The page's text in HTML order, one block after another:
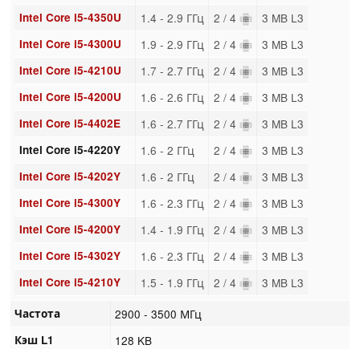
Intel Core i5-4350U 1.4 - 2.9 ГГц 2 / 4 3 MB L3
Intel Core i5-4300U 1.9 - 2.9 ГГц 2 / 4 3 MB L3
Intel Core i5-4210U 1.7 - 2.7 ГГц 2 / 4 3 MB L3
Intel Core i5-4200U 1.6 - 2.6 ГГц 2 / 4 3 MB L3
Intel Core i5-4402E 1.6 - 2.7 ГГц 2 / 4 3 MB L3
Intel Core i5-4220Y 1.6 - 2 ГГц 2 / 4 3 MB L3
Intel Core i5-4202Y 1.6 - 2 ГГц 2 / 4 3 MB L3
Intel Core i5-4300Y 1.6 - 2.3 ГГц 2 / 4 3 MB L3
Intel Core i5-4200Y 1.4 - 1.9 ГГц 2 / 4 3 MB L3
Intel Core i5-4302Y 1.6 - 2.3 ГГц 2 / 4 3 MB L3
Intel Core i5-4210Y 1.5 - 1.9 ГГц 2 / 4 3 MB L3
Частота 2900 - 3500 МГц
Кэш L1 128 KB